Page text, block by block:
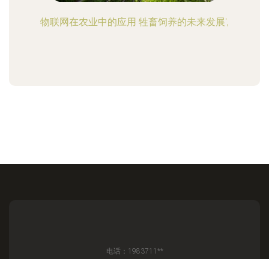
物联网在农业中的应用 牲畜饲养的未来发展',
电话：1983711**